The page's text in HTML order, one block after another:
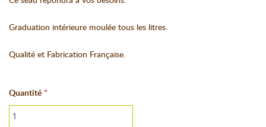
Graduation intérieure moulée tous les litres.
Qualité et Fabrication Française.
Quantité